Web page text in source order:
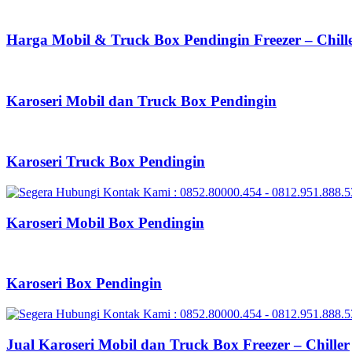
Harga Mobil & Truck Box Pendingin Freezer –
Karoseri Mobil dan Truck Box Pendingin
Karoseri Truck Box Pendingin
Karoseri Mobil Box Pendingin
Karoseri Box Pendingin
Jual Karoseri Mobil dan Truck Box Freezer – Chiller